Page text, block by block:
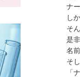
ナ
し
そ
是
名
そ
「